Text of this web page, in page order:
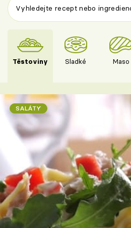
Těstoviny Sladké Maso
SALÁTY